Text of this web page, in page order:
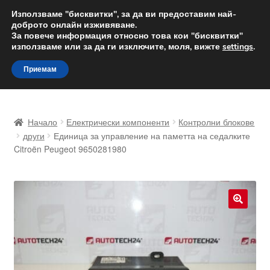
ДОСТАВКА от 12 лв.
Доставка по целия свят
Skip
to
navigation
Skip
to
content
Доставка по целия свят
Начало Електрически компоненти
Контролни блокове
други
Единица за управление на паметта на седалките
Citroën Peugeot 9650281980
Използваме "бисквитки", за да ви предоставим най-
доброто онлайн изживяване.
За повече информация относно това кои "бисквитки"
използваме или за да ги изключите, моля, вижте settings.
Приемам